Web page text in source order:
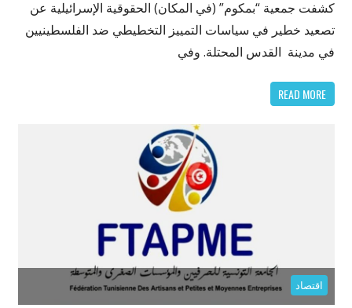
كشفت جمعية “بمكوم” (في المكان) الحقوقية الإسرائيلية عن
تصعيد خطير في سياسات التمييز التخطيطي ضد الفلسطينيين
في مدينة القدس المحتلة. وفي
READ MORE
اقتصاد